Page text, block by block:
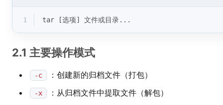
1 tar [选项] 文件或目录...
2.1 主要操作模式
-c ：创建新的归档文件（打包）
-x ：从归档文件中提取文件（解包）